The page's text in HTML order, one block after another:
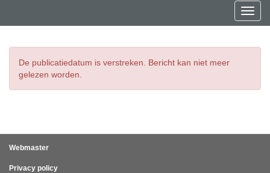
De publicatiedatum is verstreken. Bericht kan niet meer
gelezen worden.
Webmaster
Privacy policy